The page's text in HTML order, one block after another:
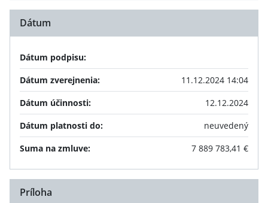
Dátum
Dátum podpisu:
Dátum zverejnenia:
11.12.2024 14:04
Dátum účinnosti:
12.12.2024
Dátum platnosti do:
neuvedený
Suma na zmluve:
7 889 783,41 €
Príloha